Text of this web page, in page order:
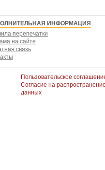
ИНФОРМАЦИЯ
перепечатки
на сайте
связь
Пользовательское
Согласие на
данных